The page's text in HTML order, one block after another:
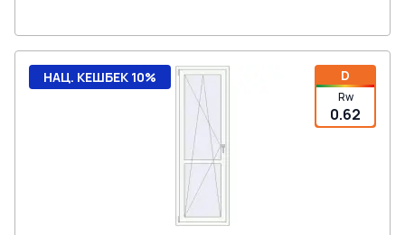
D
Rw
0.62
НАЦ. КЕШБЕК 10%